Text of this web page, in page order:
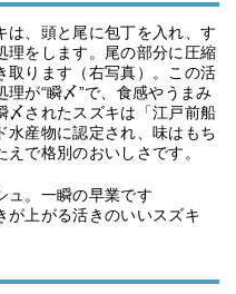
、頭と尾に包丁を入れ、す
理をします。尾の部分に圧縮
取ります（右写真）。この活
が“瞬〆”で、食感やうまみ
〆されたスズキは「江戸前船
水産物に認定され、味はもち
で格別のおいしさです。
ュ。一瞬の早業です
が上がる活きのいいスズキ